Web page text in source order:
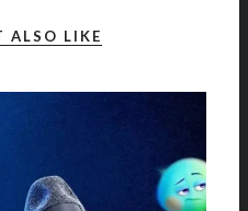
ALSO LIKE